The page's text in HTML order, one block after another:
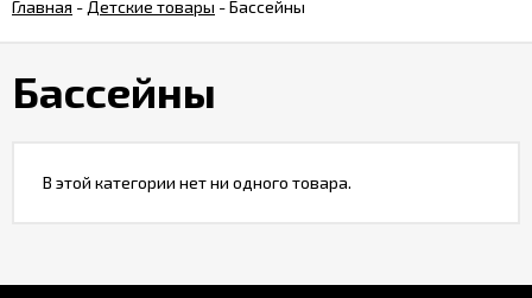
Контакты
Shop-
Script
Вебасист
Главная - Детские товары -Бассейны
Бассейны
В этой категории нет ни одного товара.